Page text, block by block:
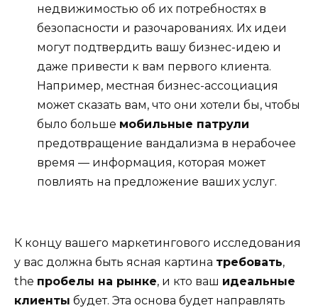
недвижимостью об их потребностях в
безопасности и разочарованиях. Их идеи
могут подтвердить вашу бизнес-идею и
даже привести к вам первого клиента.
Например, местная бизнес-ассоциация
может сказать вам, что они хотели бы, чтобы
было больше мобильные патрули
предотвращение вандализма в нерабочее
время — информация, которая может
повлиять на предложение ваших услуг.
К концу вашего маркетингового исследования
у вас должна быть ясная картина требовать,
the пробелы на рынке, и кто ваш идеальные
клиенты будет. Эта основа будет направлять